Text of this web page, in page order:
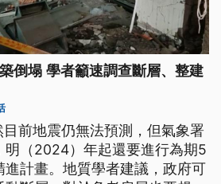
倒塌 學者籲速調查斷層、整建
前地震仍無法預測，但氣象署
明（2024）年起還要進行為期5
計畫。地質學者建議，政府可